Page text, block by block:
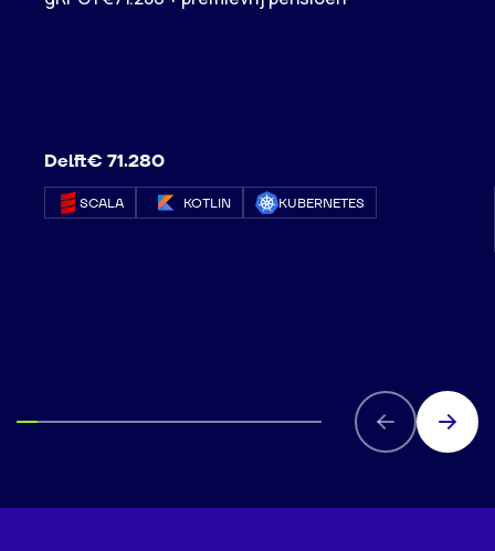
Delft€ 71.280
SCALA KOTLIN KUBERNETES